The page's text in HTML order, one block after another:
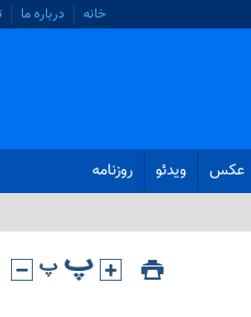
خانه درباره ما
عکس ویدئو روزنامه